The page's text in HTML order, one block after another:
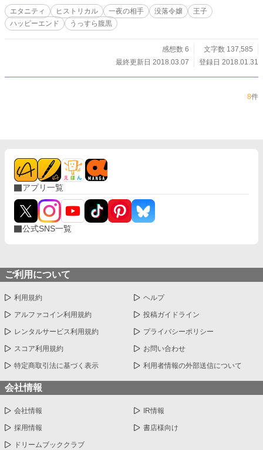
に受け止められ、二人で幸せをつかむまでの物語。
エタニティ ヒストリカル 一夜の相手 没落令嬢
王子
ハッピーエンド
うっすら腹黒
感想数 6
文字数 137,585
最終更新日 2018.03.07
登録日 2018.01.31
8件
アプリ一覧
公式SNS一覧
ご利用について
利用規約 ヘルプ
アルファコイン利用規約 投稿ガイドライン
レンタルサービス利用規約 プライバシーポリシー
スコア利用規約 お問い合わせ
特定商取引法に基づく表示 利用者情報の外部送信について
会社情報
会社情報 IR情報
採用情報 書店様向け
ドリームブッククラブ